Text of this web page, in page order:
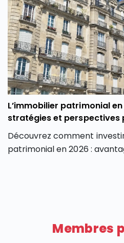
L’immobilier patrimonial
stratégies et perspectives
Découvrez comment
patrimonial en 2026 :
Membres